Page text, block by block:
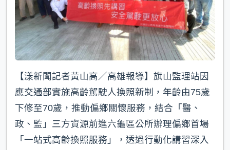
【漾新聞記者黃山高／高雄報導】旗山監理站因
應交通部實施高齡駕駛人換照新制，年齡由75歲
下修至70歲，推動偏鄉關懷服務，結合「醫、
政、監」三方資源前進六龜區公所辦理偏鄉首場
「一站式高齡換照服務」，透過行動化講習深入